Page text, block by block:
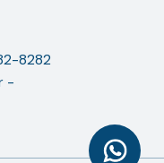
8282
-